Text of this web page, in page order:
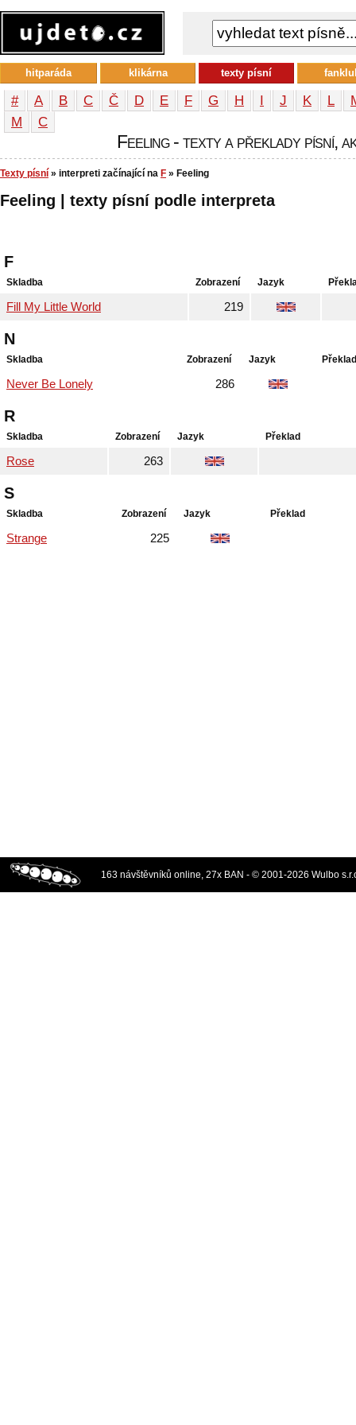
# A B C Č D E F G H I J K L
М
С
Feeling - texty a překlady písní,
Texty písní » interpreti začínající na F » Feeling
Feeling | texty písní podle interpreta
F
Skladba Zobrazení Jazyk
Fill My Little World 219
N
Skladba Zobrazení Jazyk Překlad
Never Be Lonely 286
R
Skladba Zobrazení Jazyk Překlad
Rose 263
S
Skladba Zobrazení Jazyk Překlad
Strange 225
hitparáda klikárna texty písní
163 návštěvníků online, 27x BAN - © 2001-2026 Wulbo